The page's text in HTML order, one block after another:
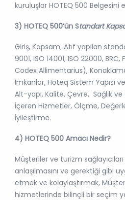
kuruluşlar HOTEQ 500 Belgesini
3) HOTEQ 500’ün Standart
Giriş, Kapsam, Atıf yapılan
9001, ISO 14001, ISO 22000, BRC,
Codex Allimentarius),
İmkanlar, Hoteq Sistem Yapısı
Alt-yapı, Kalite, Çevre, Sağlık
İçeren Hizmetler, Ölçme,
İyileştirme.
4) HOTEQ 500 Amacı Nedir?
Müşteriler ve turizm
anlaşılmasını ve gerektiği gibi
etmek ve kolaylaştırmak,
hizmetlerinde bilinçli bir seçim